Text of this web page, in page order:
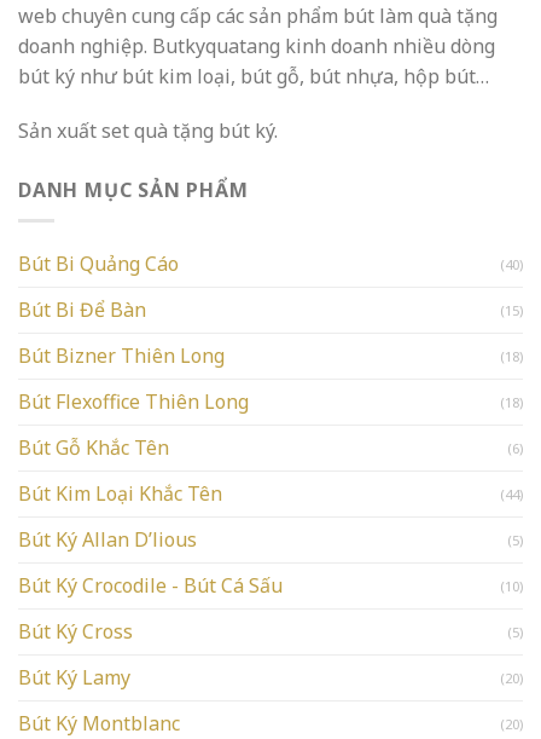
web chuyên cung cấp các sản phẩm bút làm quà tặng
doanh nghiệp. Butkyquatang kinh doanh nhiều dòng
bút ký như bút kim loại, bút gỗ, bút nhựa, hộp bút…
Sản xuất set quà tặng bút ký.
DANH MỤC SẢN PHẨM
Bút Bi Quảng Cáo (40)
Bút Bi Để Bàn (15)
Bút Bizner Thiên Long (18)
Bút Flexoffice Thiên Long (18)
Bút Gỗ Khắc Tên (6)
Bút Kim Loại Khắc Tên (44)
Bút Ký Allan D’lious (5)
Bút Ký Crocodile - Bút Cá Sấu (10)
Bút Ký Cross (5)
Bút Ký Lamy (20)
Bút Ký Montblanc (20)